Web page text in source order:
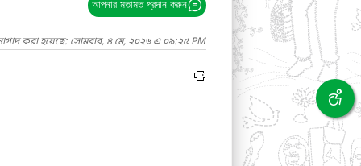
আপনার মতামত প্রদান করুন
করা হয়েছে: সোমবার, ৪ মে, ২০২৬ এ ০৯:২৫ PM